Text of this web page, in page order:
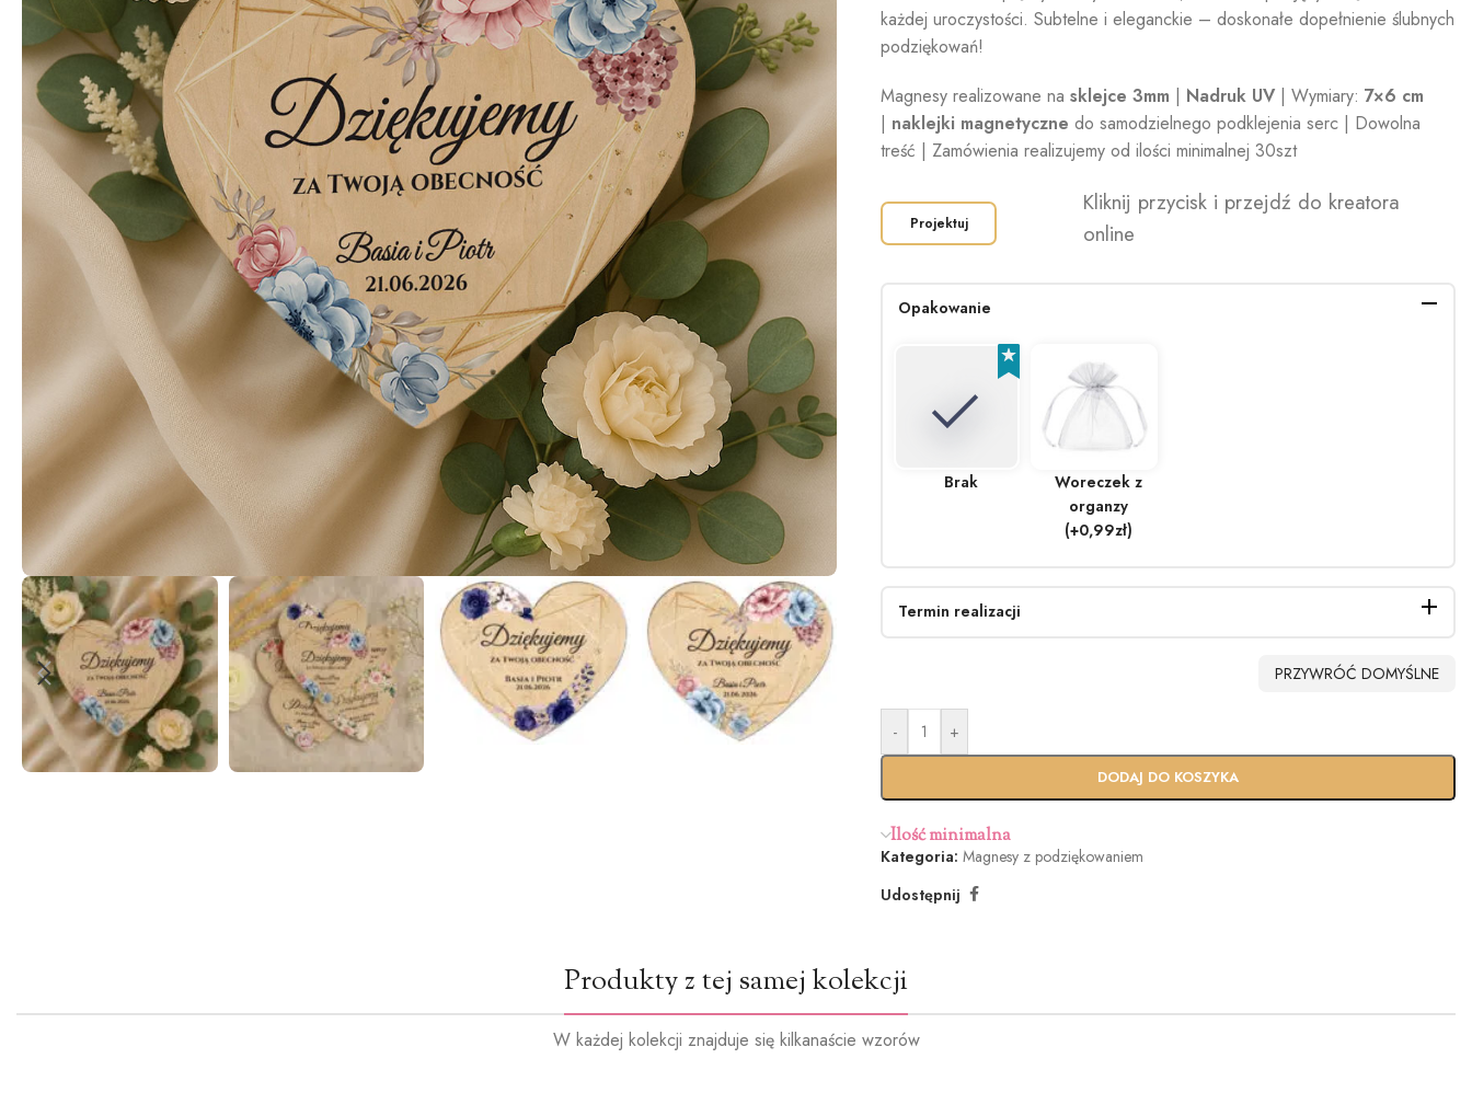
każdej uroczystości. Subtelne i eleganckie – doskonałe dopełnienie ślubnych
podziękowań!
Magnesy realizowane na sklejce 3mm | Nadruk UV | Wymiary: 7×6 cm
| naklejki magnetyczne do samodzielnego podklejenia serc | Dowolna
treść | Zamówienia realizujemy od ilości minimalnej 30szt
Projektuj
Kliknij przycisk i przejdź do kreatora
online
Opakowanie
Brak
Woreczek z
organzy
(+0,99zł)
Termin realizacji
PRZYWRÓĆ DOMYŚLNE
- +
DODAJ DO KOSZYKA
Ilość minimalna
Kategoria: Magnesy z podziękowaniem
Udostępnij
Produkty z tej samej kolekcji
W każdej kolekcji znajduje się kilkanaście wzorów